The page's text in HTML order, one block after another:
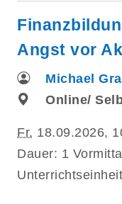
Angst vor
Michael
Online/
Fr. 18.09.2026,
Dauer: 1